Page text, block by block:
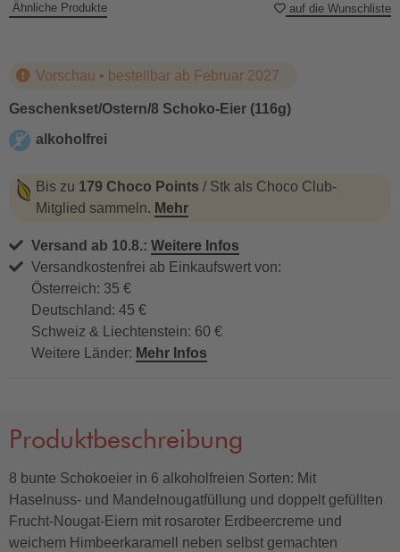
Vorschau • bestellbar ab Februar 2027
Geschenkset/Ostern/8 Schoko-Eier (116g)
alkoholfrei
Bis zu 179 Choco Points / Stk als Choco Club-
Mitglied sammeln. Mehr
Versand ab 10.8.: Weitere Infos
Versandkostenfrei ab Einkaufswert von:
Österreich: 35 €
Deutschland: 45 €
Schweiz & Liechtenstein: 60 €
Weitere Länder: Mehr Infos
auf die Wunschliste
Ähnliche Produkte
Produktbeschreibung
8 bunte Schokoeier in 6 alkoholfreien Sorten: Mit
Haselnuss- und Mandelnougatfüllung und doppelt gefüllten
Frucht-Nougat-Eiern mit rosaroter Erdbeercreme und
weichem Himbeerkaramell neben selbst gemachten